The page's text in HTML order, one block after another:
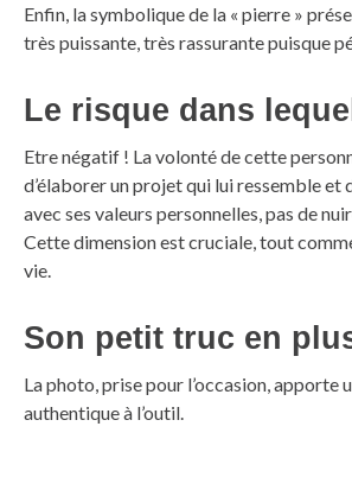
Enfin, la symbolique de la « pierre »
très puissante, très rassurante puisque
Le risque dans
Etre négatif ! La volonté de cette
d’élaborer un projet qui lui ressemble et
avec ses valeurs personnelles, pas de
Cette dimension est cruciale, tout
vie.
Son petit truc en
La photo, prise pour l’occasion, apporte
authentique à l’outil.